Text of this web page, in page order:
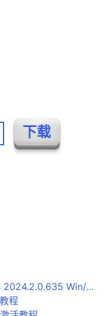
Linux + HPC Toolkit免费下载
程